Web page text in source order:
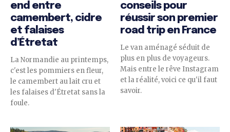
end entre
camembert, cidre
et falaises
d’Étretat
La Normandie au printemps,
c'est les pommiers en fleur,
le camembert au lait cru et
les falaises d'Étretat sans la
foule.
conseils pour
réussir son premier
road trip en France
Le van aménagé séduit de
plus en plus de voyageurs.
Mais entre le rêve Instagram
et la réalité, voici ce qu'il faut
savoir.